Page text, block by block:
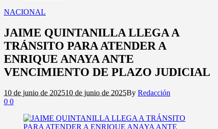
NACIONAL
JAIME QUINTANILLA LLEGA A
TRÁNSITO PARA ATENDER A
ENRIQUE ANAYA ANTE
VENCIMIENTO DE PLAZO JUDICIAL
10 de junio de 202510 de junio de 2025By Redacción
0 0